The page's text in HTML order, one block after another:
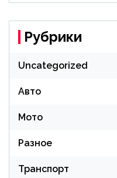
Рубрики
Uncategorized
Авто
Мото
Разное
Транспорт